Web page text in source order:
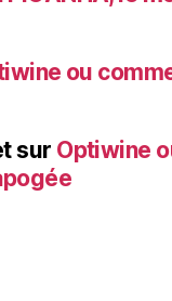
ou
sur Optiwine